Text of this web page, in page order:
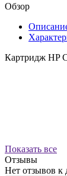
Обзор
Картридж HP
Показать все
Отзывы
Нет отзывов к